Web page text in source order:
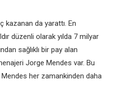
kazanan da yarattı. En
düzenli olarak yılda 7 milyar
sağlıklı bir pay alan
Jorge Mendes var. Bu
her zamankinden daha